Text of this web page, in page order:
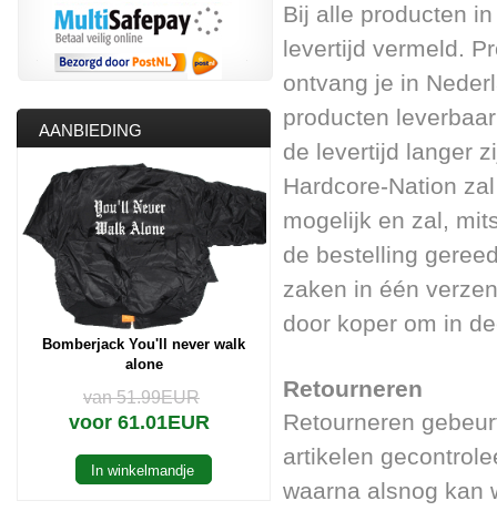
Bij alle producten
levertijd vermeld.
ontvang je in
producten
de levertijd langer
Hardcore-Nation
mogelijk en zal,
de bestelling
zaken in één
door koper om in
Retourneren
Retourneren
artikelen
waarna alsnog kan
AANBIEDING
Bomberjack You'll never walk
alone
van 51.99EUR
voor 61.01EUR
In winkelmandje